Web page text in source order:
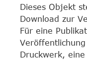
Dieses Objekt
Download zur
Für eine
Druckwerk,